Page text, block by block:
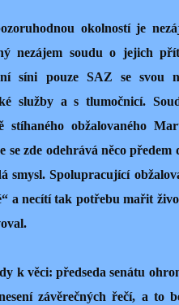
okolností je
nezájem soudu o jejich
síni pouze SAZ se svou
služby a s tlumočnicí.
stíhaného obžalovaného
se zde odehrává něco
smysl. Spolupracující
a necítí tak potřebu mařit
k věci: předseda senátu
závěrečných řečí, a to